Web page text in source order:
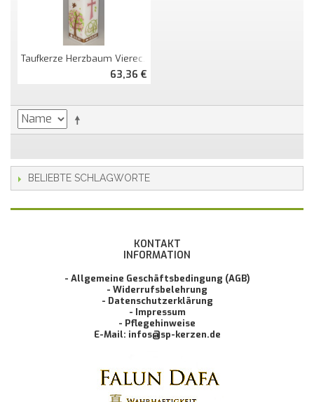
Taufkerze Herzbaum Viereckig Mit Monogramm
63,36 €
BELIEBTE SCHLAGWORTE
KONTAKT
INFORMATION
- Allgemeine Geschäftsbedingung (AGB)
- Widerrufsbelehrung
- Datenschutzerklärung
- Impressum
- Pflegehinweise
E-Mail: infos@sp-kerzen.de